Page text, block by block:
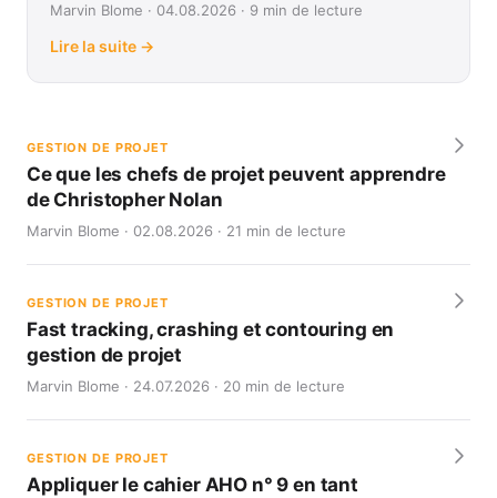
Marvin Blome · 04.08.2026 · 9 min de lecture
Lire la suite →
GESTION DE PROJET
Ce que les chefs de projet peuvent apprendre
de Christopher Nolan
Marvin Blome · 02.08.2026 · 21 min de lecture
GESTION DE PROJET
Fast tracking, crashing et contouring en
gestion de projet
Marvin Blome · 24.07.2026 · 20 min de lecture
GESTION DE PROJET
Appliquer le cahier AHO n° 9 en tant